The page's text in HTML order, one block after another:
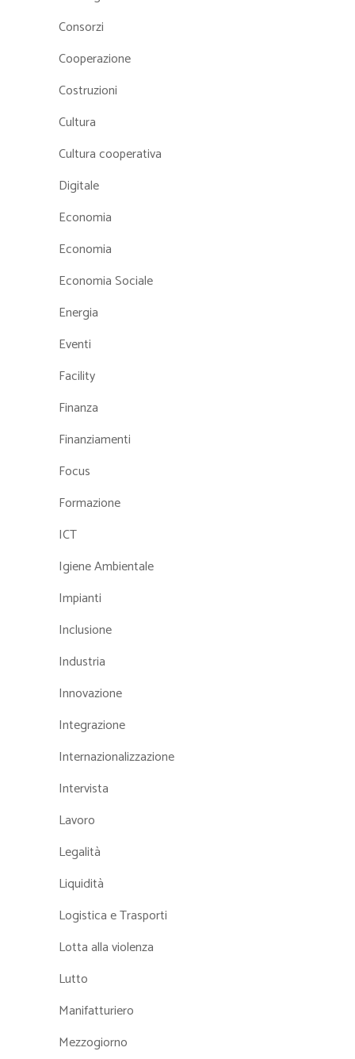
Consorzi
Cooperazione
Costruzioni
Cultura
Cultura cooperativa
Digitale
Economia
Economia
Economia Sociale
Energia
Eventi
Facility
Finanza
Finanziamenti
Focus
Formazione
ICT
Igiene Ambientale
Impianti
Inclusione
Industria
Innovazione
Integrazione
Internazionalizzazione
Intervista
Lavoro
Legalità
Liquidità
Logistica e Trasporti
Lotta alla violenza
Lutto
Manifatturiero
Mezzogiorno